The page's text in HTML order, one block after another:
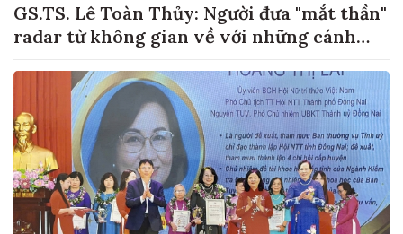
GS.TS. Lê Toàn Thủy: Người đưa "mắt thần"
radar từ không gian về với những cánh